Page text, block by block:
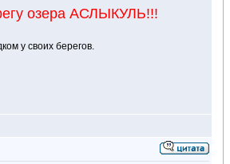
озера АСЛЫКУЛЬ!!!
у своих берегов.